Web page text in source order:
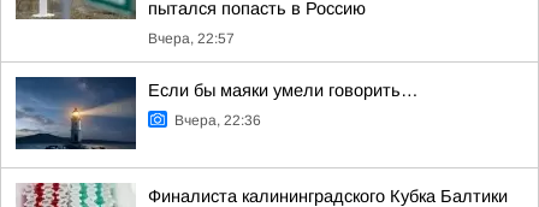
пытался попасть в Россию
Вчера, 22:57
Если бы маяки умели говорить…
Вчера, 22:36
Финалиста калининградского Кубка Балтики